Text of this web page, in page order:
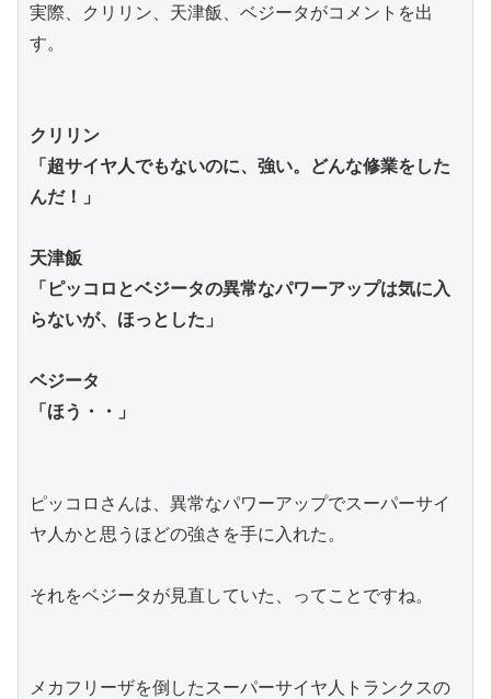
実際、クリリン、天津飯、ベジータがコメントを出
す。
クリリン
「超サイヤ人でもないのに、強い。どんな修業をした
んだ！」
天津飯
「ピッコロとベジータの異常なパワーアップは気に入
らないが、ほっとした」
ベジータ
「ほう・・」
ピッコロさんは、異常なパワーアップでスーパーサイ
ヤ人かと思うほどの強さを手に入れた。
それをベジータが見直していた、ってことですね。
メカフリーザを倒したスーパーサイヤ人トランクスの